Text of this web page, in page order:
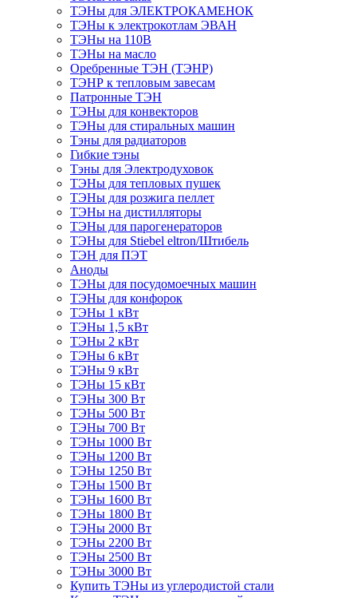
ТЭНы для ЭЛЕКТРОКАМЕНОК
ТЭНы к электрокотлам ЭВАН
ТЭНы на 110В
ТЭНы на масло
Оребренные ТЭН (ТЭНР)
ТЭНР к тепловым завесам
Патронные ТЭН
ТЭНы для конвекторов
ТЭНы для стиральных машин
Тэны для радиаторов
Гибкие тэны
Тэны для Электродуховок
ТЭНы для тепловых пушек
ТЭНы для розжига пеллет
ТЭНы на дистилляторы
ТЭНы для парогенераторов
ТЭНы для Stiebel eltron/Штибель
ТЭН для ПЭТ
Аноды
ТЭНы для посудомоечных машин
ТЭНы для конфорок
ТЭНы 1 кВт
ТЭНы 1,5 кВт
ТЭНы 2 кВт
ТЭНы 6 кВт
ТЭНы 9 кВт
ТЭНы 15 кВт
ТЭНы 300 Вт
ТЭНы 500 Вт
ТЭНы 700 Вт
ТЭНы 1000 Вт
ТЭНы 1200 Вт
ТЭНы 1250 Вт
ТЭНы 1500 Вт
ТЭНы 1600 Вт
ТЭНы 1800 Вт
ТЭНы 2000 Вт
ТЭНы 2200 Вт
ТЭНы 2500 Вт
ТЭНы 3000 Вт
Купить ТЭНы из углеродистой стали